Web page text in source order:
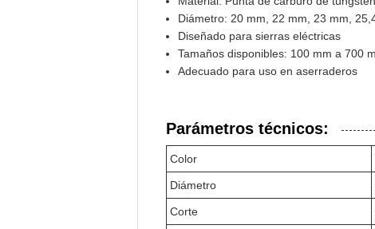
Diámetro: 20 mm, 22 mm, 23 mm,
Diseñado para sierras eléctricas
Tamaños disponibles: 100 mm a 700
Adecuado para uso en aserraderos
Parámetros técnicos:
Color
Diámetro
Corte